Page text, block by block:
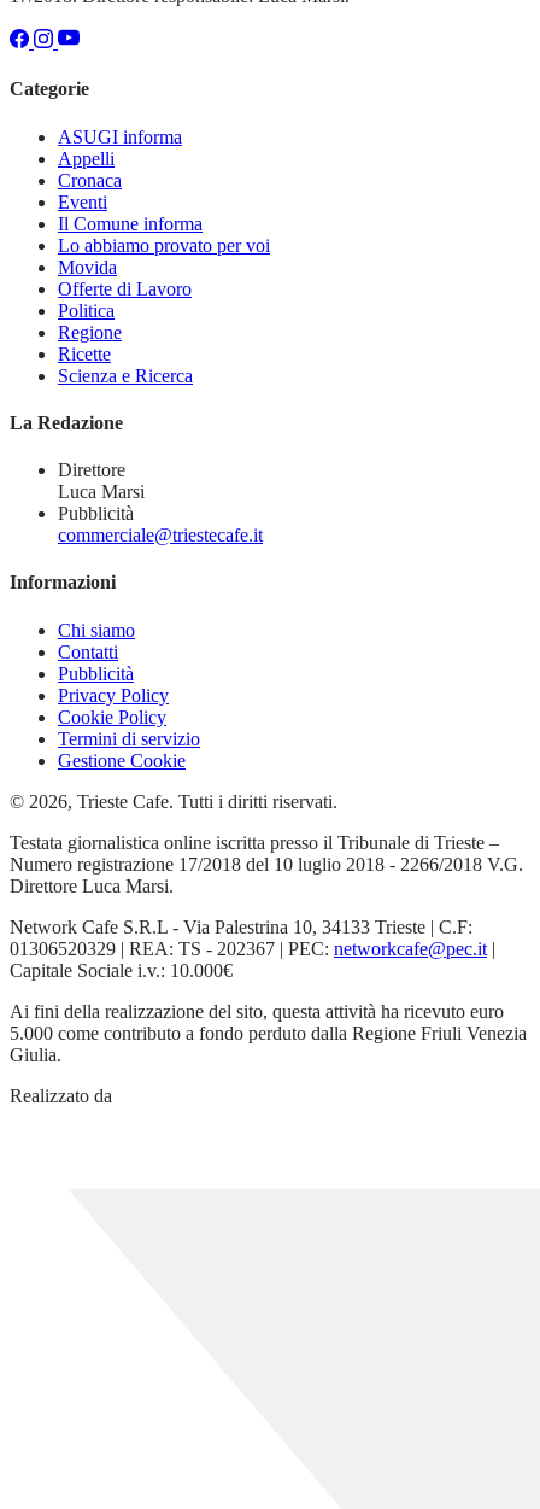
Categorie
ASUGI informa
Appelli
Cronaca
Eventi
Il Comune informa
Lo abbiamo provato per voi
Movida
Offerte di Lavoro
Politica
Regione
Ricette
Scienza e Ricerca
La Redazione
Direttore
Luca Marsi
Pubblicità
commerciale@triestecafe.it
Informazioni
Chi siamo
Contatti
Pubblicità
Privacy Policy
Cookie Policy
Termini di servizio
Gestione Cookie
© 2026, Trieste Cafe. Tutti i diritti riservati.
Testata giornalistica online iscritta presso il Tribunale di Trieste –
Numero registrazione 17/2018 del 10 luglio 2018 - 2266/2018 V.G.
Direttore Luca Marsi.
Network Cafe S.R.L - Via Palestrina 10, 34133 Trieste | C.F:
01306520329 | REA: TS - 202367 | PEC: networkcafe@pec.it |
Capitale Sociale i.v.: 10.000€
Ai fini della realizzazione del sito, questa attività ha ricevuto euro
5.000 come contributo a fondo perduto dalla Regione Friuli Venezia
Giulia.
Realizzato da